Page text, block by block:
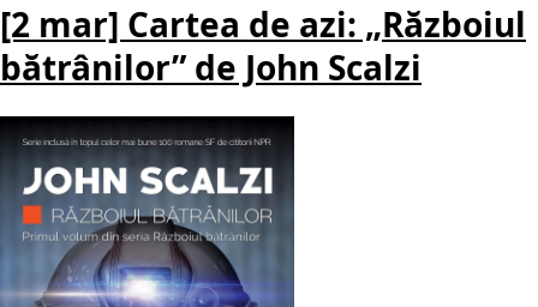
[2 mar] Cartea de azi: „Războiul
bătrânilor” de John Scalzi